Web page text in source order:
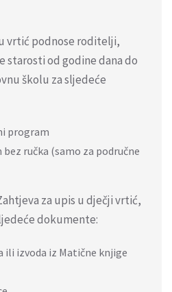
vrtić podnose roditelji,
starosti od godine dana do
školu za sljedeće
program
ručka (samo za područne
za upis u dječji vrtić,
dokumente:
izvoda iz Matične knjige